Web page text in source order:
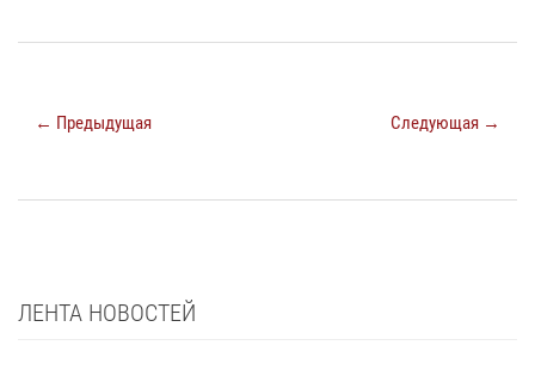
← Предыдущая Следующая →
ЛЕНТА НОВОСТЕЙ